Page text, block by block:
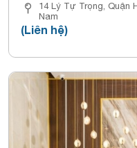
14 Lý Tự Trọng, Quận
Nam
(Liên hệ)